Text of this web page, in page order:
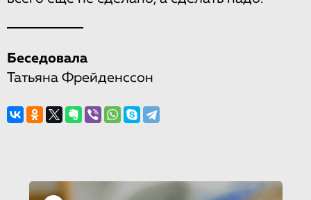
Беседовала
Татьяна Фрейденссон